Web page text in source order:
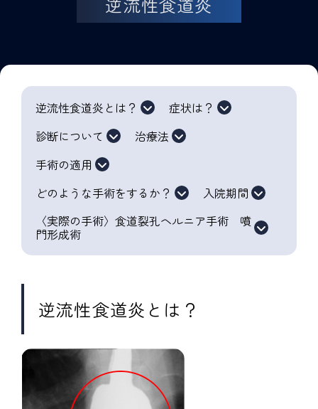
逆流性食道炎とは？
症状は？
診断について
治療法
手術の適用
どのような手術をするか？
入院期間
〈実際の手術〉食道裂孔ヘルニア手術 噴
門形成術
逆流性食道炎とは？